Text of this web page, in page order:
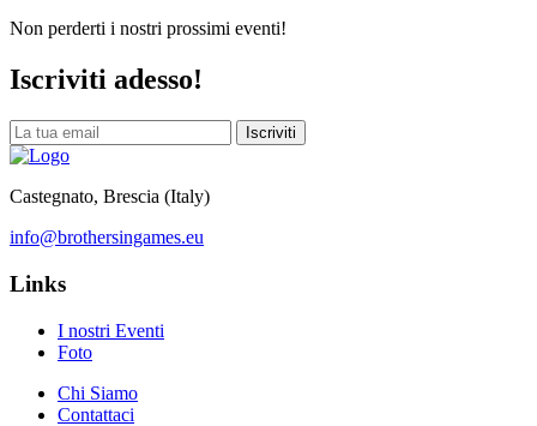
Non perderti i nostri prossimi eventi!
Iscriviti adesso!
Iscriviti
Castegnato, Brescia (Italy)
info@brothersingames.eu
Links
I nostri Eventi
Foto
Chi Siamo
Contattaci